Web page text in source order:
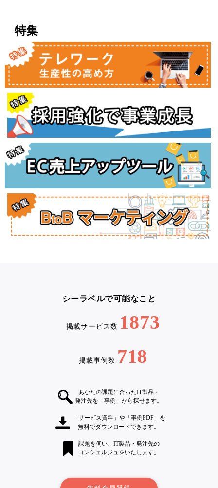
特集
シーラベルで可能なこと
掲載サービス数 1873
掲載事例数 718
あなたの課題に合ったIT製品・
発注先を「事例」から探せます。
「サービス資料」や「事例PDF」を
無料でダウンロードできます。
課題を伺い、IT製品・発注先の
コンシェルジュをいたします。